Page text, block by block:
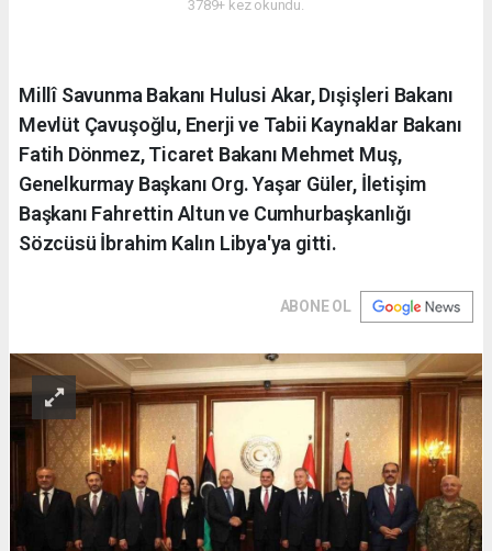
3789+ kez okundu.
Millî Savunma Bakanı Hulusi Akar, Dışişleri Bakanı
Mevlüt Çavuşoğlu, Enerji ve Tabii Kaynaklar Bakanı
Fatih Dönmez, Ticaret Bakanı Mehmet Muş,
Genelkurmay Başkanı Org. Yaşar Güler, İletişim
Başkanı Fahrettin Altun ve Cumhurbaşkanlığı
Sözcüsü İbrahim Kalın Libya'ya gitti.
ABONE OL